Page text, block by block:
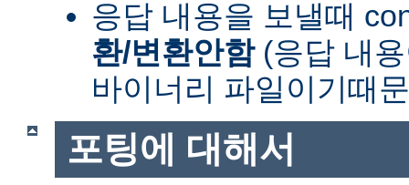
응답 내용을 보낼때
환/변환안함(응답 내
바이너리 파일이기때
포팅에 대해서